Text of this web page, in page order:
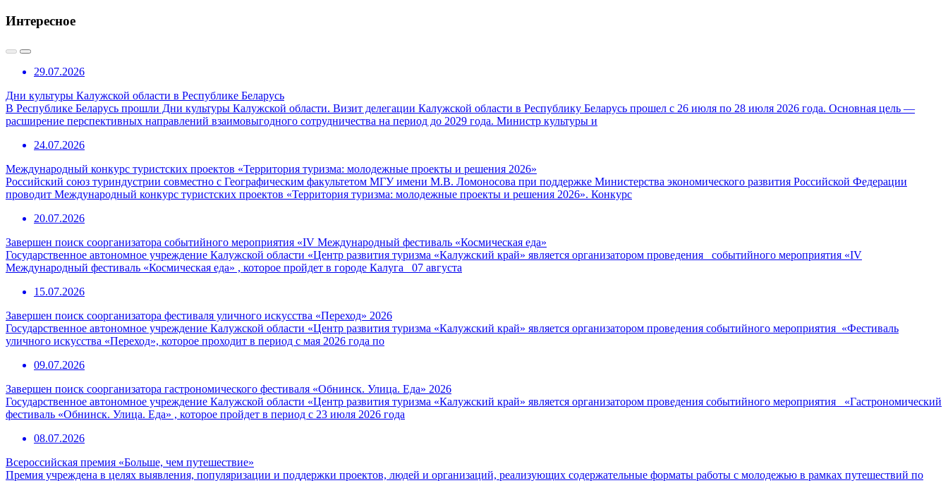
Интересное
29.07.2026
Дни культуры Калужской области в Республике Беларусь
В Республике Беларусь прошли Дни культуры Калужской области. Визит делегации Калужской области в Республику Беларусь прошел с 26 июля по 28 июля 2026 года. Основная цель —
расширение перспективных направлений взаимовыгодного сотрудничества на период до 2029 года. Министр культуры и
24.07.2026
Международный конкурс туристских проектов «Территория туризма: молодежные проекты и решения 2026»
Российский союз туриндустрии совместно с Географическим факультетом МГУ имени М.В. Ломоносова при поддержке Министерства экономического развития Российской Федерации
проводит Международный конкурс туристских проектов «Территория туризма: молодежные проекты и решения 2026». Конкурс
20.07.2026
Завершен поиск соорганизатора событийного мероприятия «IV Международный фестиваль «Космическая еда»
Государственное автономное учреждение Калужской области «Центр развития туризма «Калужский край» является организатором проведения событийного мероприятия «IV
Международный фестиваль «Космическая еда» , которое пройдет в городе Калуга 07 августа
15.07.2026
Завершен поиск соорганизатора фестиваля уличного искусства «Переход» 2026
Государственное автономное учреждение Калужской области «Центр развития туризма «Калужский край» является организатором проведения событийного мероприятия «Фестиваль
уличного искусства «Переход», которое проходит в период с мая 2026 года по
09.07.2026
Завершен поиск соорганизатора гастрономического фестиваля «Обнинск. Улица. Еда» 2026
Государственное автономное учреждение Калужской области «Центр развития туризма «Калужский край» является организатором проведения событийного мероприятия «Гастрономический
фестиваль «Обнинск. Улица. Еда» , которое пройдет в период с 23 июля 2026 года
08.07.2026
Всероссийская премия «Больше, чем путешествие»
Премия учреждена в целях выявления, популяризации и поддержки проектов, людей и организаций, реализующих содержательные форматы работы с молодежью в рамках путешествий по